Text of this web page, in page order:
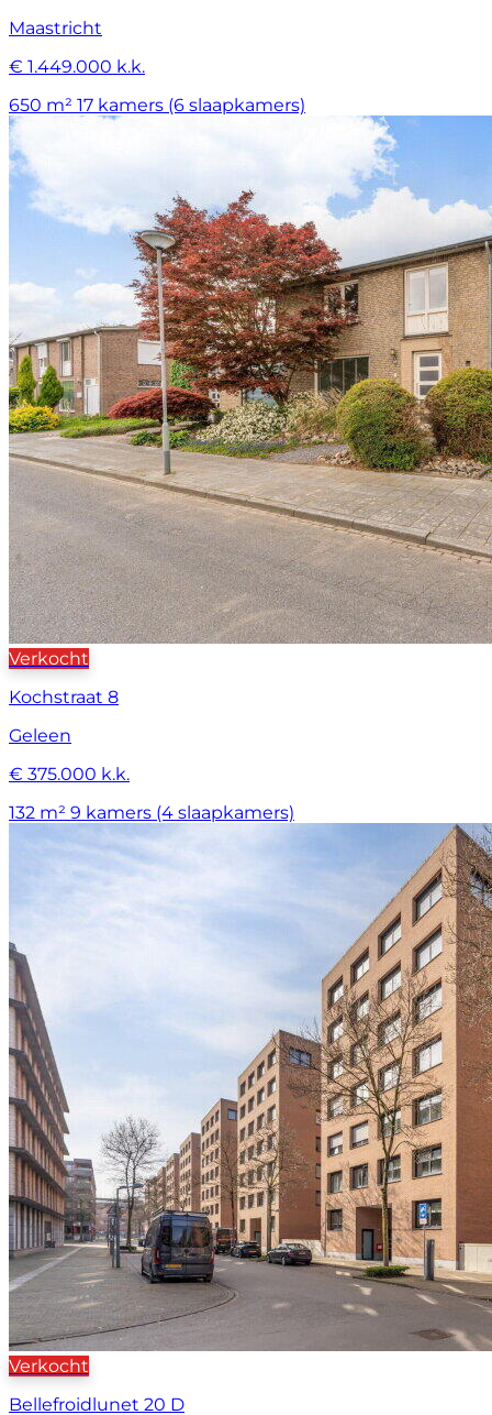
Maastricht
€ 1.449.000 k.k.
650 m² 17 kamers (6 slaapkamers)
Verkocht
Kochstraat 8
Geleen
€ 375.000 k.k.
132 m² 9 kamers (4 slaapkamers)
Verkocht
Bellefroidlunet 20 D